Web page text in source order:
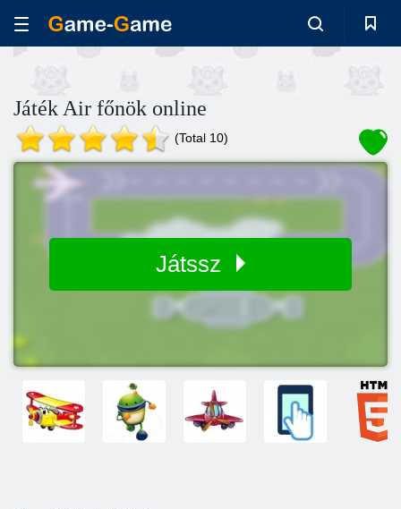
Játék Air főnök online
(Total 10)
Játssz